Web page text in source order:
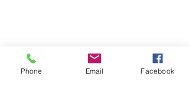
Phone Email Facebook